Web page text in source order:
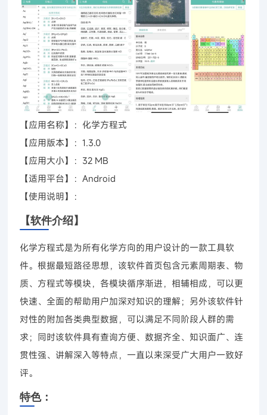
【应用名称】：化学方程式
【应用版本】：1.3.0
【应用大小】：32 MB
【适用平台】：Android
【使用说明】：
【软件介绍】
化学方程式是为所有化学方向的用户设计的一款工具软
件。根据最短路径思想，该软件首页包含元素周期表、物
质、方程式等模块，各模块循序渐进，相辅相成，可以更
快速、全面的帮助用户加深对知识的理解；另外该软件针
对性的附加各类典型数据，可以满足不同阶段人群的需
求；同时该软件具有查询方便、数据齐全、知识面广、连
贯性强、讲解深入等特点，一直以来深受广大用户一致好
评。
特色：